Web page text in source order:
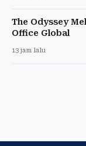
The Odyssey
Office Global
13 jam lalu